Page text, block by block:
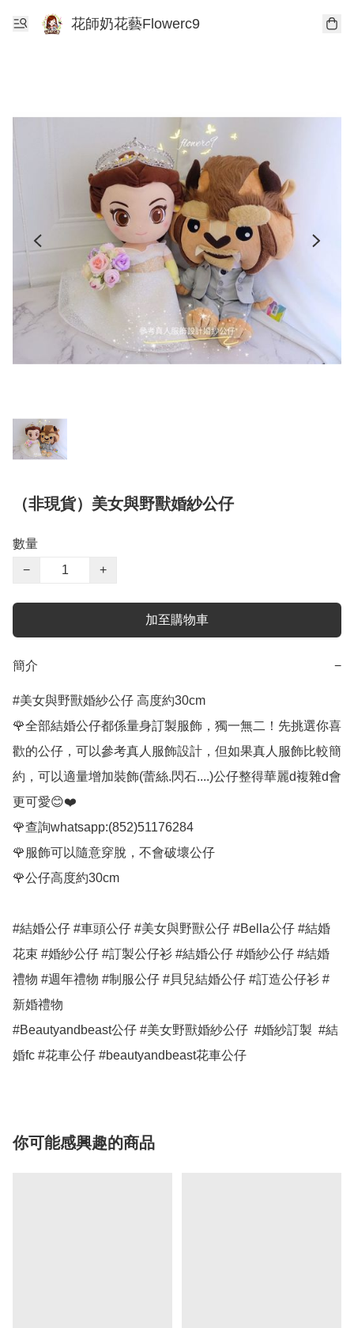
花師奶花藝Flowerc9
（非現貨）美女與野獸婚紗公仔
數量
−
+
加至購物車
簡介 −
#美女與野獸婚紗公仔 高度約30cm
🌹全部結婚公仔都係量身訂製服飾，獨一無二！先挑選你喜
歡的公仔，可以參考真人服飾設計，但如果真人服飾比較簡
約，可以適量增加裝飾(蕾絲.閃石....)公仔整得華麗d複雜d會
更可愛😊❤️
🌹查詢whatsapp:(852)51176284
🌹服飾可以隨意穿脫，不會破壞公仔
🌹公仔高度約30cm
#結婚公仔 #車頭公仔 #美女與野獸公仔 #Bella公仔 #結婚
花束 #婚紗公仔 #訂製公仔衫 #結婚公仔 #婚紗公仔 #結婚
禮物 #週年禮物 #制服公仔 #貝兒結婚公仔 #訂造公仔衫 #
新婚禮物
#Beautyandbeast公仔 #美女野獸婚紗公仔  #婚紗訂製  #結
婚fc #花車公仔 #beautyandbeast花車公仔
你可能感興趣的商品